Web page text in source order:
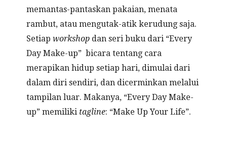
memantas-pantaskan pakaian, menata
rambut, atau mengutak-atik kerudung saja.
Setiapworkshop dan seri buku dari “Every
Day Make-up” bicara tentang cara
merapikan hidup setiap hari, dimulai dari
dalam diri sendiri, dan dicerminkan melalui
tampilan luar. Makanya, “Every Day Make-
up” memiliki tagline: “Make Up Your Life”.